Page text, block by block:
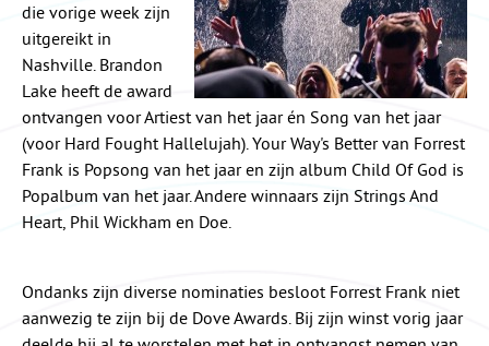
die vorige week zijn
uitgereikt in
Nashville. Brandon
Lake heeft de award
ontvangen voor Artiest van het jaar én Song van het jaar
(voor Hard Fought Hallelujah). Your Way's Better van Forrest
Frank is Popsong van het jaar en zijn album Child Of God is
Popalbum van het jaar. Andere winnaars zijn Strings And
Heart, Phil Wickham en Doe.
Ondanks zijn diverse nominaties besloot Forrest Frank niet
aanwezig te zijn bij de Dove Awards. Bij zijn winst vorig jaar